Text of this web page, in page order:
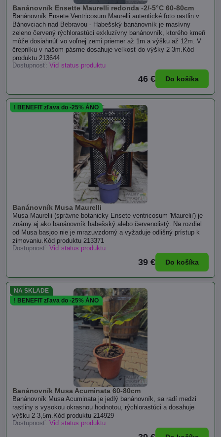
Banánovník Ensette Maurelli redonda -2/-5°C 60-80cm
Banánovník Ensete Ventricosum Maurelli autentické foto rastlin v
Bánovciach nad Bebravou - Habešský banánovník je masívny
zeleno červený rýchlorastúci exkluzívny banánovník, ktorého kmeň
môže dosiahnúť vo voľnej zemi priemer až 1m a výšku až 12m. V
črepníku v našom pásme dosahuje veľkosť do výšky 2-3m.Kód
produktu 213644
Dostupnosť: Viď status produktu
46 € Do košíka
Banánovník Musa Maurelli
! BENEFIT zľava do -25% ÁNO
Musa Maurelii (správne botanicky Ensete ventricosum 'Maurelii') je
známy aj ako banánovník habešský alebo červenolistý. Na rozdiel
od Musa basjoo nie je mrazuvzdorný a vyžaduje odlišný prístup k
zimovaniu.Kód produktu 213371
Dostupnosť: Viď status produktu
39 € Do košíka
Banánovník Musa Acuminata 60-80cm
NA SKLADE
! BENEFIT zľava do -25% ÁNO
Banánovník Musa Acuminata je jedlý banánovník, sa radí medzi
rastliny s vysokou okrasnou hodnotou, rýchlorastúci a dosahuje
výšku 2-3,5m.Kód produktu 214929
Dostupnosť: Viď status produktu